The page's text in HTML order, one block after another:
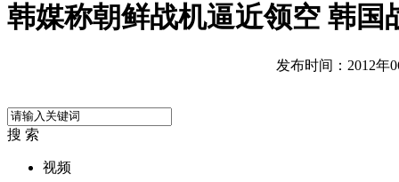
韩媒称朝鲜战机逼近领空 韩国
发布时间：2012年
搜 索
视频